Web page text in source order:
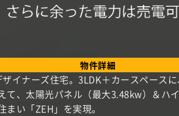
物件詳細
イナーズ住宅。3LDK＋カースペース
て、太陽光パネル（最大3.48kw）＆ハ
い「ZEH」を実現。